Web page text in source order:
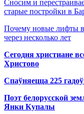
Сносим и
старые постройки в
Почему новые лифты в
через несколько лет
Сегодня христиане
Христово
Спаўняецца 225
Поэт белорусской
Янки Купалы